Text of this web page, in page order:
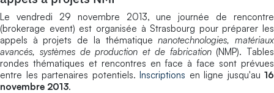
Le vendredi 29 novembre 2013, une journée de rencontre
(brokerage event) est organisée à Strasbourg pour préparer les
appels à projets de la thématiquenanotechnologies, matériaux
avancés, systèmes de production et de fabrication(NMP). Tables
rondes thématiques et rencontres en face à face sont prévues
entre les partenaires potentiels. Inscriptions en ligne jusqu'au 16
novembre 2013.